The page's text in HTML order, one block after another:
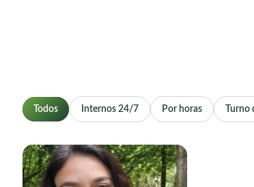
Todos Internos 24/7 Por horas Turno